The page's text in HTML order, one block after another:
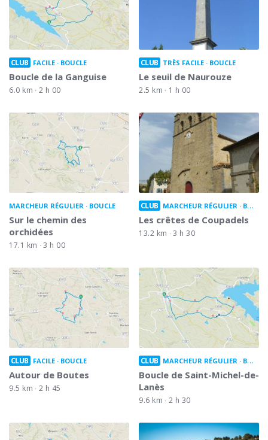
CLUB FACILE BOUCLE
Boucle de la Ganguise
6.0 km 2 h 00
CLUB TRÈS FACILE BOUCLE
Le seuil de Naurouze
2.5 km 1 h 00
MARCHEUR RÉGULIER BOUCLE
Sur le chemin des
orchidées
17.1 km 3 h 00
CLUB MARCHEUR RÉGULIER BOUCLE
Les crêtes de Coupadels
13.2 km 3 h 30
CLUB FACILE BOUCLE
Autour de Boutes
9.5 km 2 h 45
CLUB MARCHEUR RÉGULIER BOUCLE
Boucle de Saint-Michel-de-
Lanès
9.6 km 2 h 30